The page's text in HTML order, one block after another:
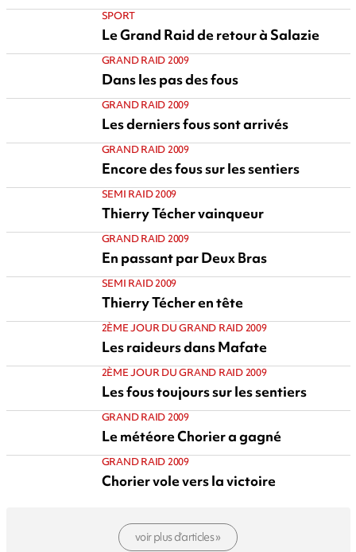
SPORT
Le Grand Raid de retour à Salazie
GRAND RAID 2009
Dans les pas des fous
GRAND RAID 2009
Les derniers fous sont arrivés
GRAND RAID 2009
Encore des fous sur les sentiers
SEMI RAID 2009
Thierry Técher vainqueur
GRAND RAID 2009
En passant par Deux Bras
SEMI RAID 2009
Thierry Técher en tête
2ÈME JOUR DU GRAND RAID 2009
Les raideurs dans Mafate
2ÈME JOUR DU GRAND RAID 2009
Les fous toujours sur les sentiers
GRAND RAID 2009
Le météore Chorier a gagné
GRAND RAID 2009
Chorier vole vers la victoire
voir plus d’articles »